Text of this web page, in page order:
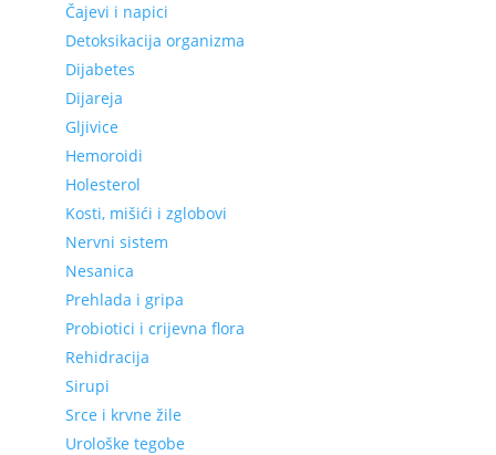
Čajevi i napici
Detoksikacija organizma
Dijabetes
Dijareja
Gljivice
Hemoroidi
Holesterol
Kosti, mišići i zglobovi
Nervni sistem
Nesanica
Prehlada i gripa
Probiotici i crijevna flora
Rehidracija
Sirupi
Srce i krvne žile
Urološke tegobe